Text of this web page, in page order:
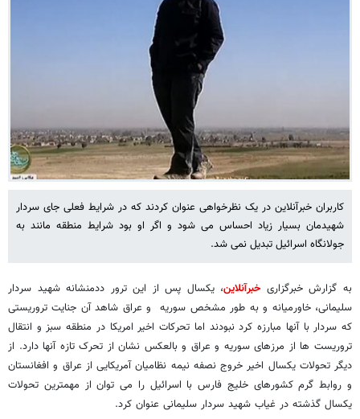
کاربران خبرآنلاین در یک نظرخواهی عنوان کردند که در شرایط فعلی جای سردار
شهیدمان بسیار زیاد احساس می شود و اگر او بود شرایط منطقه مانند به
جولانگاه اسرائیل تبدیل نمی شد.
به گزارش خبرگزاریخبرآنلاین، یکسال پس از این ترور ددمنشانه شهید سردار
سلیمانی، خاورمیانه و به طور مشخص سوریه و عراق شاهد آن جنایت تروریستی
که سردار با آنها مبارزه کرد نبودند اما تحرکات اخیر امریکا در منطقه سبز و انتقال
تروریست ها از مرزهای سوریه و عراق و بالعکس نشان از تحرک تازه آنها دارد. از
دیگر تحولات یکسال اخیر خروج نصفه نیمه نظامیان آمریکایی از عراق و افغانستان
و روابط گرم کشورهای خلیج فارس با اسرائیل را می توان از مهمترین تحولات
یکسال گذشته در غیاب شهید سردار سلیمانی عنوان کرد.